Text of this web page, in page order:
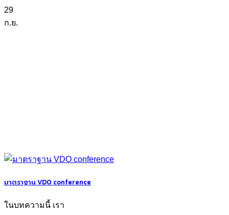
29
ก.ย.
มาตราฐาน VDO conference
ในบทความนี้ เรา